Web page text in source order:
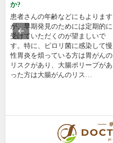
か?
患者さんの年齢などにもよります
が、早期発見のためには定期的に
受けていただくのが望ましいで
す。特に、ピロリ菌に感染して慢
性胃炎を煩っている方は胃がんの
リスクがあり、大腸ポリープがあ
った方は大腸がんのリス…